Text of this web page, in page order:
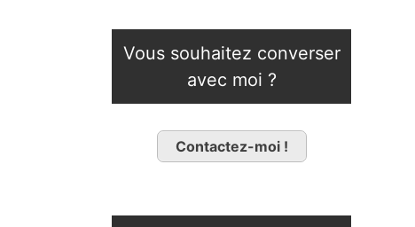
Vous souhaitez converser
avec moi ?
Contactez-moi !